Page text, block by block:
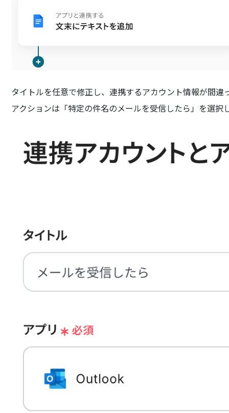
タイトルを任意で修正し、連携するアカウント情報が間違
アクションは「特定の件名のメールを受信したら」を選択